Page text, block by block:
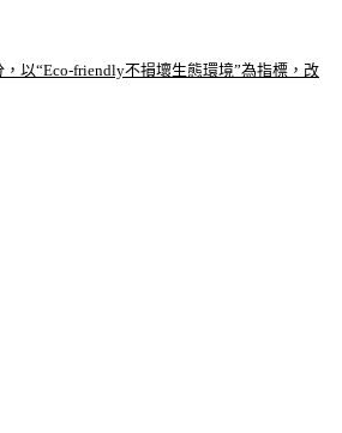
以“Eco-friendly不損壞生態環境”為指標，改